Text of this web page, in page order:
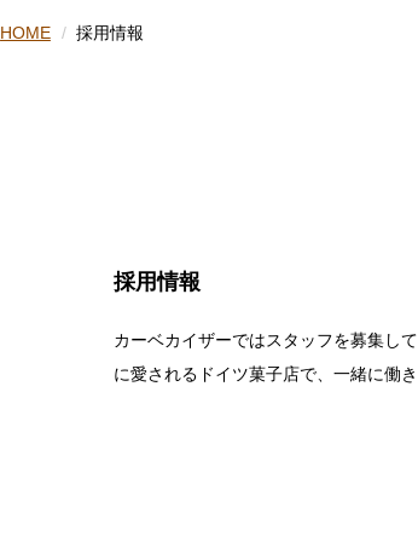
HOME 採用情報
採用情報
カーベカイザーではスタッフを募集し
に愛されるドイツ菓子店で、一緒に働き